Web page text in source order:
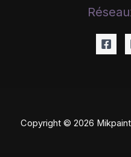
Copyright © 2026